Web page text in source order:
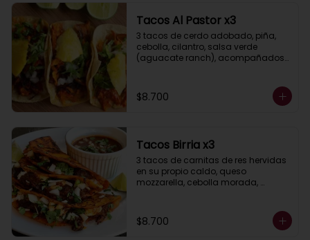
Tacos Al Pastor x3
3 tacos de cerdo adobado, piña,
cebolla, cilantro, salsa verde
(aguacate ranch), acompañados
$8.700
Tacos Birria x3
3 tacos de carnitas de res hervidas
en su propio caldo, queso
mozzarella, cebolla morada,
$8.700